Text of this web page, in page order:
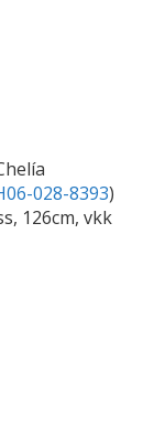
028-8393)
126cm, vkk